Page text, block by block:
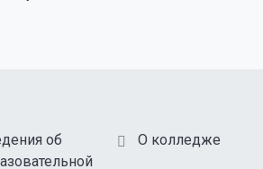
об
О колледже